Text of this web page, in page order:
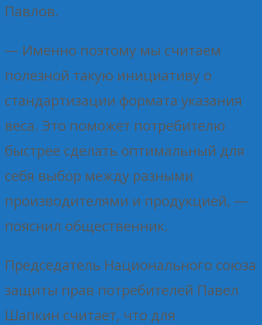
Павлов.
— Именно поэтому мы считаем
полезной такую инициативу о
стандартизации формата указания
веса. Это поможет потребителю
быстрее сделать оптимальный для
себя выбор между разными
производителями и продукцией, —
пояснил общественник.
Председатель Национального союза
защиты прав потребителей Павел
Шапкин считает, что для